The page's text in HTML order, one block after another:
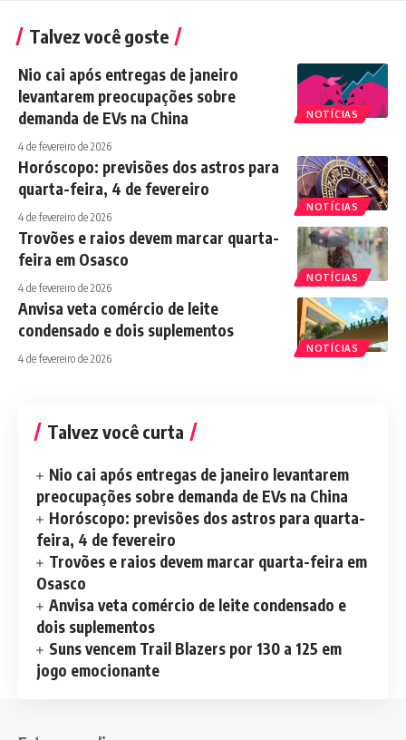
Talvez você goste
NOTÍCIAS
Nio cai após entregas de janeiro
levantarem preocupações sobre
demanda de EVs na China
4 de fevereiro de 2026
NOTÍCIAS
Horóscopo: previsões dos astros para
quarta-feira, 4 de fevereiro
4 de fevereiro de 2026
NOTÍCIAS
Trovões e raios devem marcar quarta-
feira em Osasco
4 de fevereiro de 2026
NOTÍCIAS
Anvisa veta comércio de leite
condensado e dois suplementos
4 de fevereiro de 2026
Talvez você curta
Nio cai após entregas de janeiro levantarem
preocupações sobre demanda de EVs na China
Horóscopo: previsões dos astros para quarta-
feira, 4 de fevereiro
Trovões e raios devem marcar quarta-feira em
Osasco
Anvisa veta comércio de leite condensado e
dois suplementos
Suns vencem Trail Blazers por 130 a 125 em
jogo emocionante